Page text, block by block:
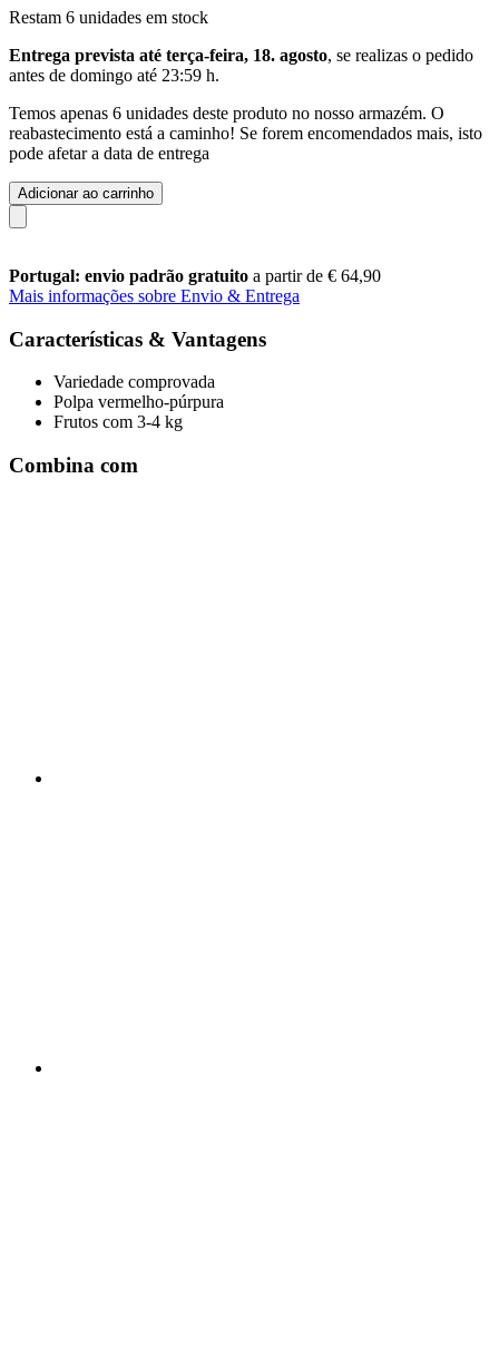
Restam 6 unidades em stock
Entrega prevista até terça-feira, 18. agosto, se realizas o pedido
antes de domingo até 23:59 h.
Temos apenas 6 unidades deste produto no nosso armazém. O
reabastecimento está a caminho! Se forem encomendados mais, isto
pode afetar a data de entrega
Adicionar ao carrinho
Portugal: envio padrão gratuito a partir de € 64,90
Mais informações sobre Envio & Entrega
Características & Vantagens
Variedade comprovada
Polpa vermelho-púrpura
Frutos com 3-4 kg
Combina com